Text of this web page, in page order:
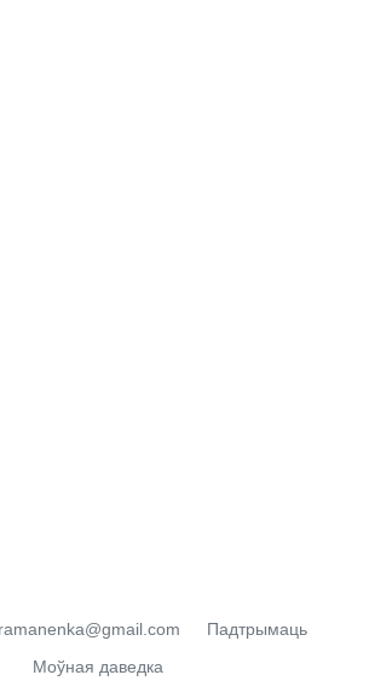
Падтрымаць
Моўная даведка